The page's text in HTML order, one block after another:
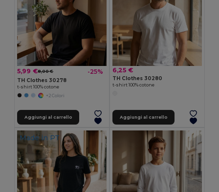
5,99 €8,00 € -25%
TH Clothes 30278
t-shirt 100% cotone
+2 Colori
Aggiungi al carrello
6,25 €
TH Clothes 30280
t-shirt 100% cotone
Aggiungi al carrello
Made in PT